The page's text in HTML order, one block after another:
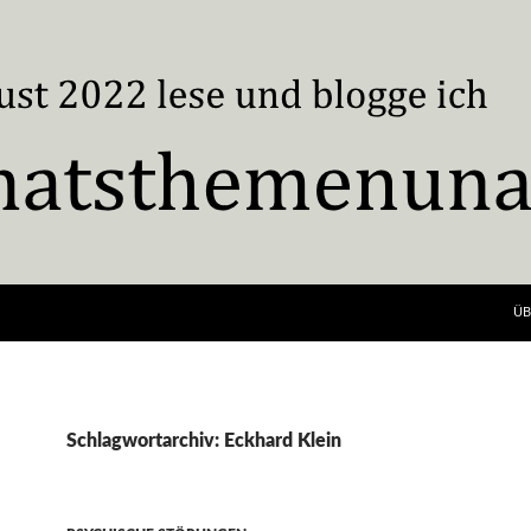
Schlagwortarchiv: Eckhard Klein